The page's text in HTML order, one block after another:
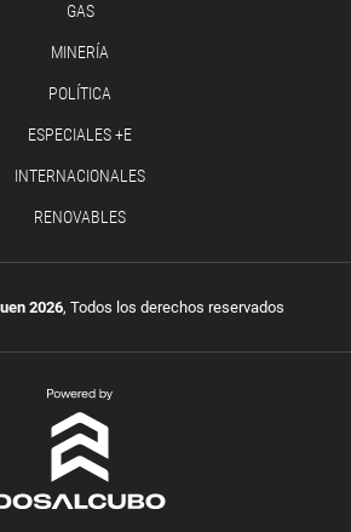
GAS
MINERÍA
POLÍTICA
ESPECIALES +E
INTERNACIONALES
RENOVABLES
2026, Todos los derechos reservados